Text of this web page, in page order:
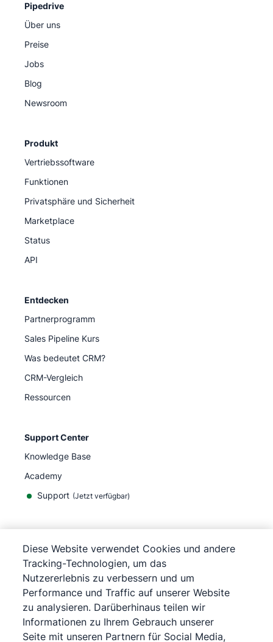
Pipedrive
Über uns
Preise
Jobs
Blog
Newsroom
Produkt
Vertriebssoftware
Funktionen
Privatsphäre und Sicherheit
Marketplace
Status
API
Entdecken
Partnerprogramm
Sales Pipeline Kurs
Was bedeutet CRM?
CRM-Vergleich
Ressourcen
Support Center
Knowledge Base
Academy
Support (Jetzt verfügbar)
©2026Pipedrive
Pipedrive
Nutzungsbedingungen
Pipedrive
Datenschutzerklärung
Impressum
Sitemap
Cookie-Richtlinie
Diese Website verwendet Cookies und andere
Tracking-Technologien, um das
Nutzererlebnis zu verbessern und um
Performance und Traffic auf unserer Website
zu analysieren. Darüberhinaus teilen wir
Informationen zu Ihrem Gebrauch unserer
Seite mit unseren Partnern für Social Media,